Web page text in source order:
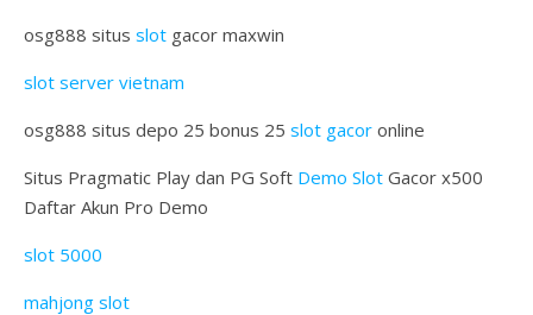
osg888 situs slot gacor maxwin
slot server vietnam
osg888 situs depo 25 bonus 25 slot gacor online
Situs Pragmatic Play dan PG Soft Demo Slot Gacor x500
Daftar Akun Pro Demo
slot 5000
mahjong slot